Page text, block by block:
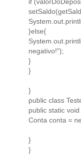
}else{
negativo!");
}
}
}
public class
public static
Conta conta =
}
}